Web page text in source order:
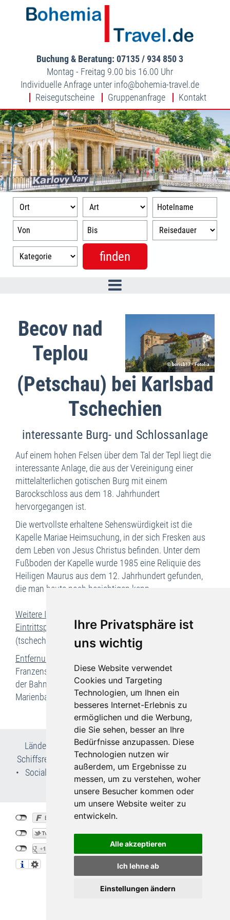
Ihre Privatsphäre ist
uns wichtig
Diese Website verwendet
Cookies und Targeting
Technologien, um Ihnen ein
besseres Internet-Erlebnis zu
ermöglichen und die Werbung,
die Sie sehen, besser an Ihre
Bedürfnisse anzupassen. Diese
Technologien nutzen wir
außerdem, um Ergebnisse zu
messen, um zu verstehen, woher
unsere Besucher kommen oder
um unsere Website weiter zu
entwickeln.
Alle akzeptieren
Ich lehne ab
Einstellungen ändern
Buchung & Beratung: 07135 / 934 850 3
Montag - Freitag 9.00 bis 16.00 Uhr
Individuelle Anfrage unter info
bohemia-travel.de
Reisegutscheine
Gruppenanfrage Kontakt
© refresh(PIX)-stock.adobe.com
© borisb17 - Fotolia
Becov nad
Teplou
(Petschau) bei Karlsbad
Tschechien
interessante Burg- und Schlossanlage
Auf einem hohen Felsen über dem Tal der Tepl liegt die
interessante Anlage, die aus der Vereinigung einer
mittelalterlichen gotischen Burg mit einem
Barockschloss aus dem 18. Jahrhundert
hervorgegangen ist.
Die wertvollste erhaltene Sehenswürdigkeit ist die
Kapelle Mariae Heimsuchung, in der sich Fresken aus
dem Leben von Jesus Christus befinden. Unter dem
Fußboden der Kapelle wurde 1985 eine Reliquie des
Heiligen Maurus aus dem 12. Jahrhundert gefunden,
die man heute noch besichtigen kann.
Weitere Informationen, Öffnungszeiten und
Eintrittspreise
Website des Schlosses Becov
(tschechisch, deutsch, englisch)
Entfernung:
Franzensbad ca. 53 km, St. Joachimsthal ca. 45 km, mit
der Bahn erreichbar aus Karlsbad, Franzensbad und
Marienbad
Länder- & Reiseinfos• Flug- und Pauschalreisen
Schiffsreisen
Kur- & Wellnesslexikon •
•
Social Media • AGB• Impressum• Datenschutz
Cookie-Einstellungen
07135 / 934 850 3